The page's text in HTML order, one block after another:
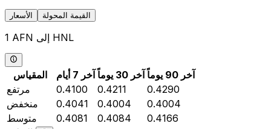
الأسعار القيمة المحولة
1 AFN إلى HNL
المقياس آخر 7 أيام آخر 30 يوماً
آخر 90 يوماً
مرتفع
0.4100 0.4211
0.4290
منخفض
0.4041 0.4004
0.4004
متوسط
0.4081 0.4084
0.4166